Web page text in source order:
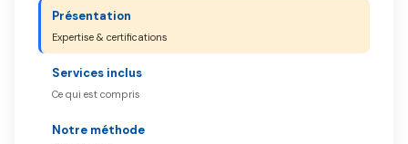
Présentation
Expertise & certifications
Services inclus
Ce qui est compris
Notre méthode